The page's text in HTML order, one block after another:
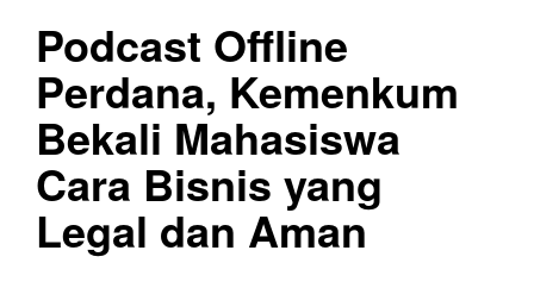
Podcast Offline
Perdana, Kemenkum
Bekali Mahasiswa
Cara Bisnis yang
Legal dan Aman